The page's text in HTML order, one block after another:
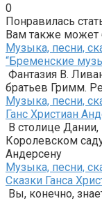
0
Понравилась
Вам также может
Музыка, песни,
“Бременские
Фантазия В.
братьев Гримм.
Музыка, песни,
Ганс Христиан
В столице Дании,
Королевском
Андерсену
Музыка, песни,
Сказки Ганса
Вы, конечно,